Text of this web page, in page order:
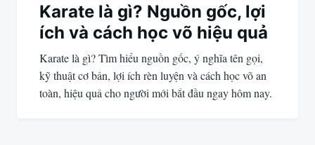
Karate là gì? Nguồn gốc, lợi
ích và cách học võ hiệu quả
Karate là gì? Tìm hiểu nguồn gốc, ý nghĩa tên gọi,
kỹ thuật cơ bản, lợi ích rèn luyện và cách học võ an
toàn, hiệu quả cho người mới bắt đầu ngay hôm nay.